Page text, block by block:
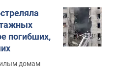
погибших,
домам